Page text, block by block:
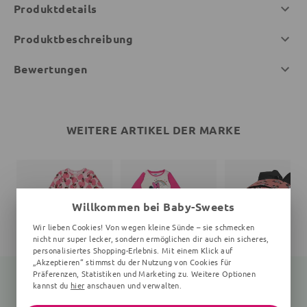
Produktdetails
Produktbeschreibung
Bewertungen
WEITERE ARTIKEL DER MARKE
Willkommen bei Baby-Sweets
Wir lieben Cookies! Von wegen kleine Sünde – sie schmecken
nicht nur super lecker, sondern ermöglichen dir auch ein sicheres,
personalisiertes Shopping-Erlebnis. Mit einem Klick auf
„Akzeptieren“ stimmst du der Nutzung von Cookies für
Präferenzen, Statistiken und Marketing zu. Weitere Optionen
kannst du hier anschauen und verwalten.